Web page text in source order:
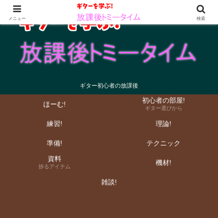
ギター初心者の放課後
ほーむ! 初心者の部屋!
ギター選びから
練習! 理論!
準備!
テクニック
資料
捗るアイテム 機材!
雑談!
メニュー 検索